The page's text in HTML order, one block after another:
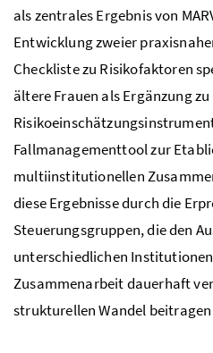
als zentrales Ergebnis von
Entwicklung zweier
Checkliste zu Risikofaktoren
ältere Frauen als Ergänzung
Fallmanagementtool zur
multiinstitutionellen
diese Ergebnisse durch die
Steuerungsgruppen, die den
unterschiedlichen
Zusammenarbeit dauerhaft
strukturellen Wandel